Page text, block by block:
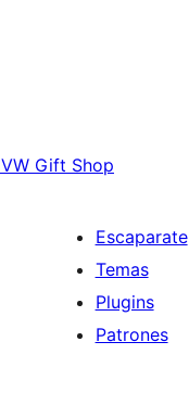
VW Gift Shop
Escaparate
Temas
Plugins
Patrones